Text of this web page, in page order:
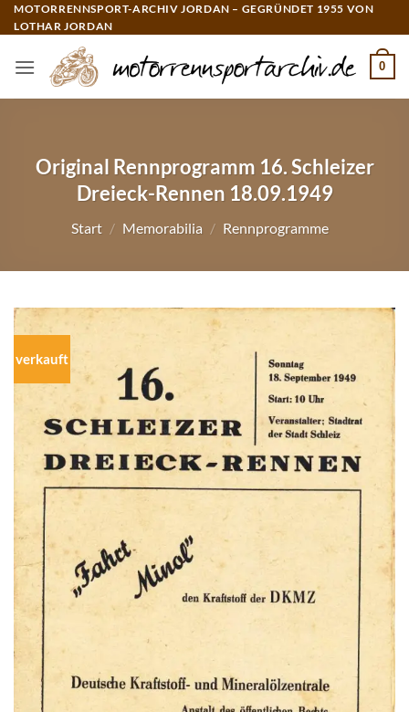
Zum
Inhalt
MOTORRENNSPORT-ARCHIV JORDAN – GEGRÜNDET 1955 VON
LOTHAR JORDAN
0
Original Rennprogramm 16. Schleizer
Dreieck-Rennen 18.09.1949
Start / Memorabilia / Rennprogramme
verkauft